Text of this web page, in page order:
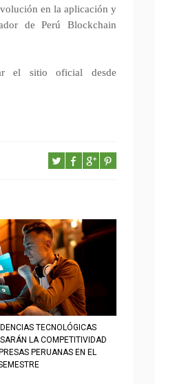
en la aplicación y
de Perú Blockchain
el sitio oficial desde
TECNOLÓGICAS
LA COMPETITIVIDAD
PERUANAS EN EL